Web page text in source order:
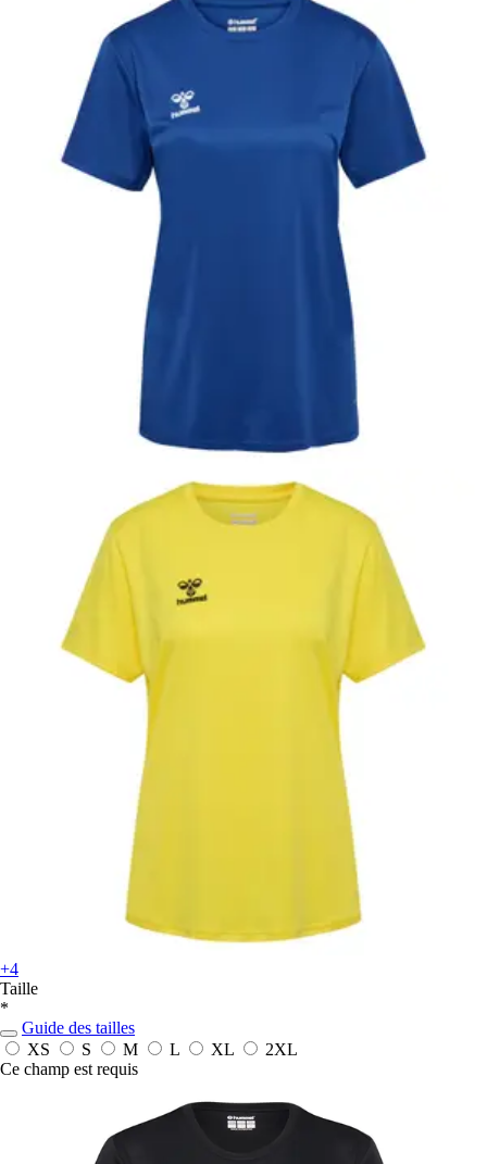
+4
Taille
*
Guide des tailles
XS
S M L XL
2XL
Ce champ est requis